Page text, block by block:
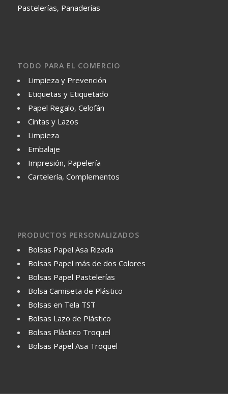
Pastelerías, Panaderías
TODO PARA EL COMERCIO
Limpieza y Prevención
Etiquetas y Etiquetado
Papel Regalo, Celofán
Cintas y Lazos
Limpieza
Embalaje
Impresión, Papelería
Cartelería, Complementos
PRODUCTOS PERSONALIZADOS
Bolsas Papel Asa Rizada
Bolsas Papel más de dos Colores
Bolsas Papel Pastelerías
Bolsa Camiseta de Plástico
Bolsas en Tela TST
Bolsas Lazo de Plástico
Bolsas Plástico Troquel
Bolsas Papel Asa Troquel